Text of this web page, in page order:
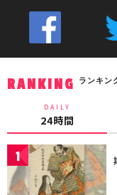
RANKING ランキン
DAILY
24時間
1